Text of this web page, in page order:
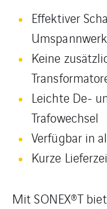
Effektiver
Keine
Leichte De-
Trafowechsel
Verfügbar in
Kurze
Mit SONEX®T